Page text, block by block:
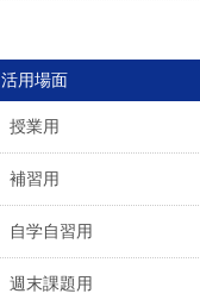
活用場面
授業用
補習用
自学自習用
週末課題用